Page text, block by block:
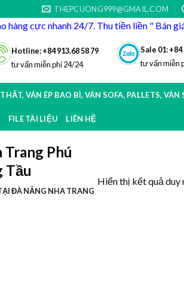
THEPCUONG999@GMAIL.COM
hàng cực nhanh 24/7. Thu tiền liền " Bán
Hotline: +84 913.68 58 79
tư vấn miễn phí 24/24
Sale 01: +84
tư vấn miễn
VÁN ÉP BAO BÌ, VÁN SOFA, PALLETS, VÁN
FILE TÀI LIỆU LIÊN HỆ
Trang Phú
Tầu
ĐÀ NẴNG NHA TRANG
Hiển thị kết quả duy